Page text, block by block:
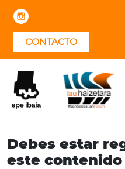
Skip
contentCONTACTO
Debes estar
este contenido